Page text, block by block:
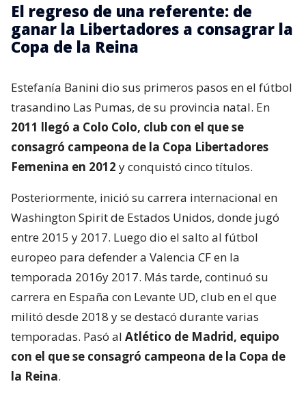
El regreso de una referente: de
ganar la Libertadores a consagrar la
Copa de la Reina
Estefanía Banini dio sus primeros pasos en el fútbol
trasandino Las Pumas, de su provincia natal. En
2011 llegó a Colo Colo, club con el que se
consagró campeona de la Copa Libertadores
Femenina en 2012 y conquistó cinco títulos.
Posteriormente, inició su carrera internacional en
Washington Spirit de Estados Unidos, donde jugó
entre 2015 y 2017. Luego dio el salto al fútbol
europeo para defender a Valencia CF en la
temporada 2016y 2017. Más tarde, continuó su
carrera en España con Levante UD, club en el que
militó desde 2018 y se destacó durante varias
temporadas. Pasó al Atlético de Madrid, equipo
con el que se consagró campeona de la Copa de
la Reina.